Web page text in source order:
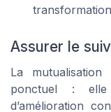
Assurer le
La
ponctuel : elle
d’amélioration